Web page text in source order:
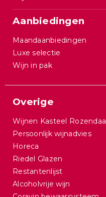
Aanbiedingen
Maandaanbiedingen
Luxe selectie
Wijn in pak
Overige
Wijnen Kasteel Rozendaal
Persoonlijk wijnadvies
Horeca
Riedel Glazen
Restantenlijst
Alcoholvrije wijn